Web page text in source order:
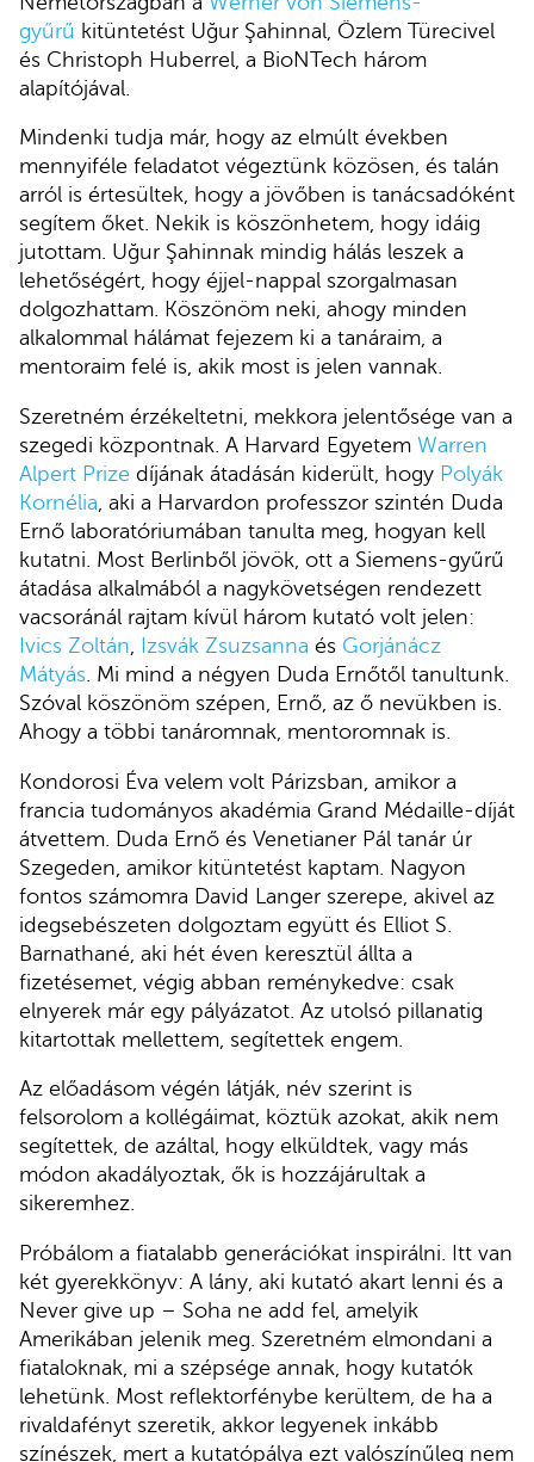
gyűrű kitüntetést Uğur Şahinnal, Özlem Türecivel
és Christoph Huberrel, a BioNTech három
alapítójával.
Mindenki tudja már, hogy az elmúlt években
mennyiféle feladatot végeztünk közösen, és talán
arról is értesültek, hogy a jövőben is tanácsadóként
segítem őket. Nekik is köszönhetem, hogy idáig
jutottam. Uğur Şahinnak mindig hálás leszek a
lehetőségért, hogy éjjel-nappal szorgalmasan
dolgozhattam. Köszönöm neki, ahogy minden
alkalommal hálámat fejezem ki a tanáraim, a
mentoraim felé is, akik most is jelen vannak.
Szeretném érzékeltetni, mekkora jelentősége van a
szegedi központnak. A Harvard Egyetem Warren
Alpert Prize díjának átadásán kiderült, hogy Polyák
Kornélia, aki a Harvardon professzor szintén Duda
Ernő laboratóriumában tanulta meg, hogyan kell
kutatni. Most Berlinből jövök, ott a Siemens-gyűrű
átadása alkalmából a nagykövetségen rendezett
vacsoránál rajtam kívül három kutató volt jelen:
Ivics Zoltán, Izsvák Zsuzsanna és Gorjánácz
Mátyás. Mi mind a négyen Duda Ernőtől tanultunk.
Szóval köszönöm szépen, Ernő, az ő nevükben is.
Ahogy a többi tanáromnak, mentoromnak is.
Kondorosi Éva velem volt Párizsban, amikor a
francia tudományos akadémia Grand Médaille-díját
átvettem. Duda Ernő és Venetianer Pál tanár úr
Szegeden, amikor kitüntetést kaptam. Nagyon
fontos számomra David Langer szerepe, akivel az
idegsebészeten dolgoztam együtt és Elliot S.
Barnathané, aki hét éven keresztül állta a
fizetésemet, végig abban reménykedve: csak
elnyerek már egy pályázatot. Az utolsó pillanatig
kitartottak mellettem, segítettek engem.
Az előadásom végén látják, név szerint is
felsorolom a kollégáimat, köztük azokat, akik nem
segítettek, de azáltal, hogy elküldtek, vagy más
módon akadályoztak, ők is hozzájárultak a
sikeremhez.
Próbálom a fiatalabb generációkat inspirálni. Itt van
két gyerekkönyv: A lány, aki kutató akart lenni és a
Never give up – Soha ne add fel, amelyik
Amerikában jelenik meg. Szeretném elmondani a
fiataloknak, mi a szépsége annak, hogy kutatók
lehetünk. Most reflektorfénybe kerültem, de ha a
rivaldafényt szeretik, akkor legyenek inkább
színészek, mert a kutatópálya ezt valószínűleg nem